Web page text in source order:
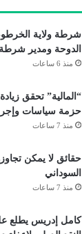
شرطة ولاية
الدوحة ومدير شرطة
منذ 6 ساعات
“المالية” تحقق
حزمة سياسات
منذ 7 ساعات
حقائق لا يمكن
السوداني
منذ 7 ساعات
كامل إدريس يطلع